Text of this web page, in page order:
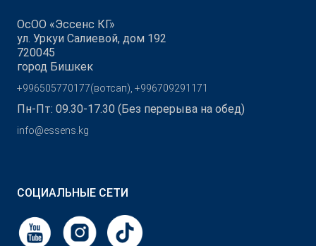
ОсОО «Эссенс КГ»
ул. Уркуи Салиевой, дом 192
720045
город Бишкек
+996505770177(вотсап), +996709291171
Пн-Пт: 09.30-17.30 (Без перерыва на обед)
info@essens.kg
СОЦИАЛЬНЫЕ СЕТИ